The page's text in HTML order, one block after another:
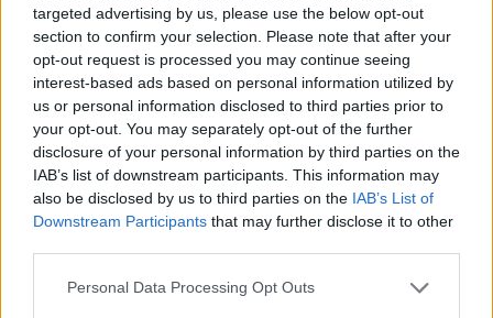
targeted advertising by us, please use the below opt-out
section to confirm your selection. Please note that after your
opt-out request is processed you may continue seeing
interest-based ads based on personal information utilized by
us or personal information disclosed to third parties prior to
your opt-out. You may separately opt-out of the further
disclosure of your personal information by third parties on the
IAB’s list of downstream participants. This information may
also be disclosed by us to third parties on the IAB’s List of
Downstream Participants that may further disclose it to other
Personal Data Processing Opt Outs
Jeff Currie, az Abaxx Commodity Exchange társelnöke a
CNBC-nek nyilatkozva elmondta, hogy a fizikai ellátási
hiány bármelyik pillanatban elérheti Európát. Kiemelte,
hogy a jelenlegi helyzet súlyosságát sem az olajárak, sem
a döntéshozók kommunikációja nem tükrözik megfelelően.
Currie szerint amint a hiány ténylegesen jelentkezik, az árak
ugrásszerűen fognak emelkedni. Az...
A keresett cikk a portfolio.hu hírarchívumához